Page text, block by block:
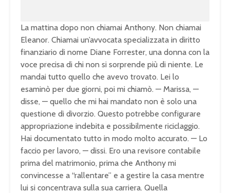
La mattina dopo non chiamai Anthony. Non chiamai
Eleanor. Chiamai un’avvocata specializzata in diritto
finanziario di nome Diane Forrester, una donna con la
voce precisa di chi non si sorprende più di niente. Le
mandai tutto quello che avevo trovato. Lei lo
esaminò per due giorni, poi mi chiamò. — Marissa, —
disse, — quello che mi hai mandato non è solo una
questione di divorzio. Questo potrebbe configurare
appropriazione indebita e possibilmente riciclaggio.
Hai documentato tutto in modo molto accurato. — Lo
faccio per lavoro, — dissi. Ero una revisore contabile
prima del matrimonio, prima che Anthony mi
convincesse a “rallentare” e a gestire la casa mentre
lui si concentrava sulla sua carriera. Quella